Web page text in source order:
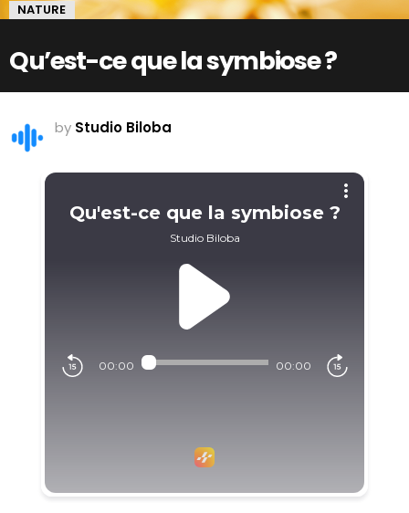
NATURE
Qu’est-ce que la symbiose ?
by Studio Biloba